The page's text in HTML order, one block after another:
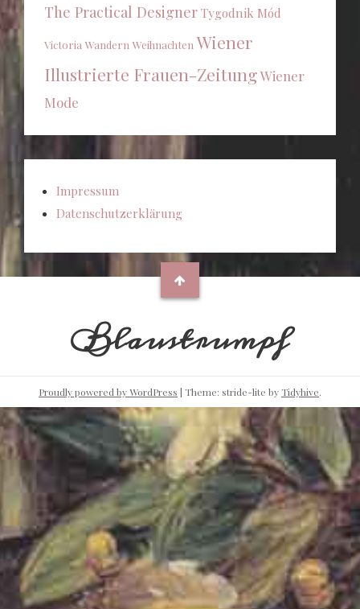
The Practical Designer Tygodnik Mód
Victoria Wandern Weihnachten Wiener
Illustrierte Frauen-ZeitungWiener
Mode
Impressum
Datenschutzerklärung
Blaustrumpf
Proudly powered by WordPress | Theme: stride-lite byTidyhive.